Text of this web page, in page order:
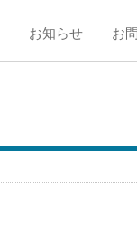
お知らせ お